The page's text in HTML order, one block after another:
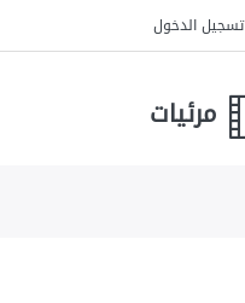
تسجيل الدخول
مرئيات